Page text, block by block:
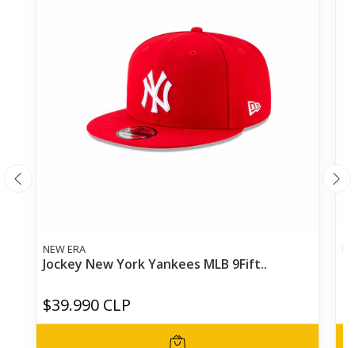
NEW ERA
Jockey New York Yankees MLB 9Fift..
$39.990 CLP